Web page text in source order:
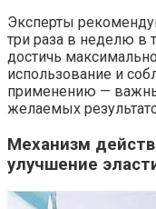
Эксперты
три раза в неделю в
достичь
использование и
применению —
желаемых
Механизм
улучшение